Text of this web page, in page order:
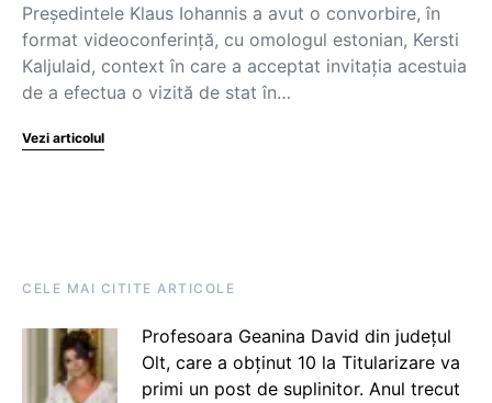
Preşedintele Klaus Iohannis a avut o convorbire, în
format videoconferinţă, cu omologul estonian, Kersti
Kaljulaid, context în care a acceptat invitaţia acestuia
de a efectua o vizită de stat în…
Vezi articolul
CELE MAI CITITE ARTICOLE
Profesoara Geanina David din județul
Olt, care a obținut 10 la Titularizare va
primi un post de suplinitor. Anul trecut